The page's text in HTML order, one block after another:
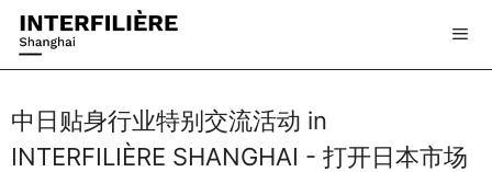
中日贴身行业特别交流活动 in
INTERFILIÈRE SHANGHAI - 打开日本市场